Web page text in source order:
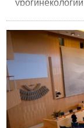
путем обмана
подчеркнули,
медицинская